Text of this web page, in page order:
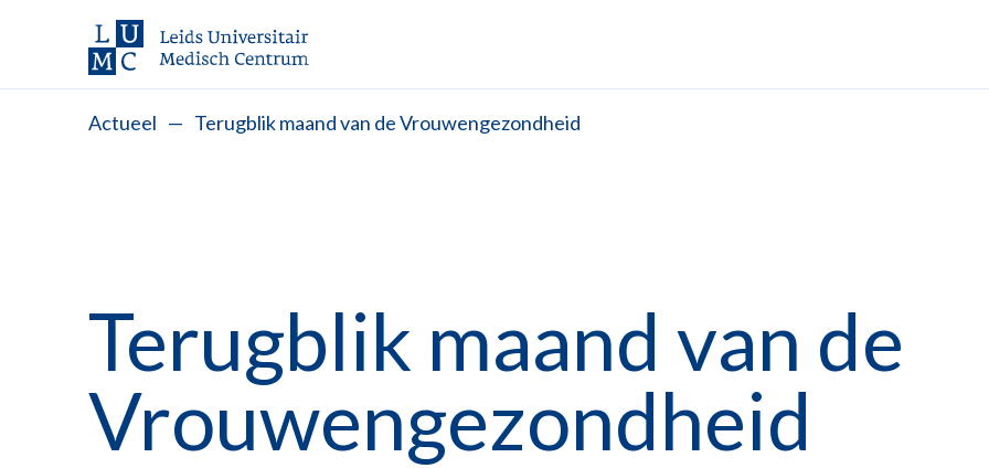
Actueel — Terugblik maand van de Vrouwengezondheid
Terugblik maand van de
Vrouwengezondheid